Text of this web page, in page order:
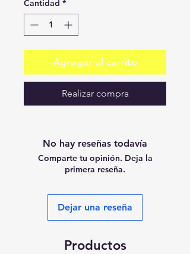
Cantidad *
Agregar al carrito
Realizar compra
No hay reseñas todavía
Comparte tu opinión. Deja la
primera reseña.
Dejar una reseña
Productos